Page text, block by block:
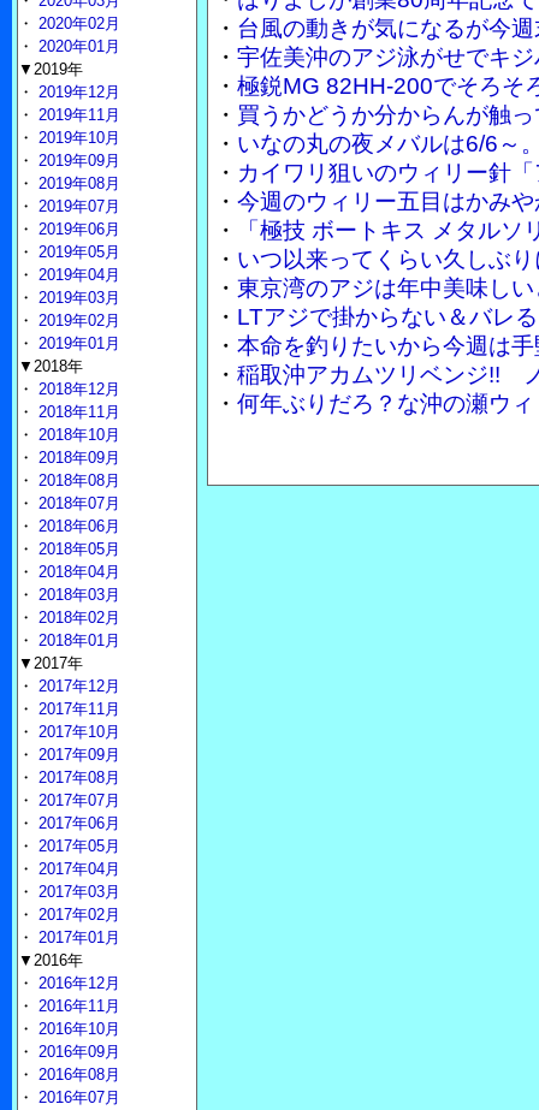
・ 台風の動きが気になるが今
・ 宇佐美沖のアジ泳がせでキ
・ 極鋭MG 82HH-200でそろそ
・ 買うかどうか分からんが触
・ いなの丸の夜メバルは6/6～
・ カイワリ狙いのウィリー針
・ 今週のウィリー五目はかみ
・
「極技 ボートキス メタル
・ いつ以来ってくらい久しぶ
・ 東京湾のアジは年中美味し
・ LTアジで掛からない＆バレ
・ 本命を釣りたいから今週は
・ 稲取沖アカムツリベンジ!!
・ 何年ぶりだろ？な沖の瀬ウ
・ 2020年02月
・ 2020年01月
▼2019年
・ 2019年12月
・ 2019年11月
・ 2019年10月
・ 2019年09月
・ 2019年08月
・ 2019年07月
・ 2019年06月
・ 2019年05月
・ 2019年04月
・ 2019年03月
・ 2019年02月
・ 2019年01月
▼2018年
・ 2018年12月
・ 2018年11月
・ 2018年10月
・ 2018年09月
・ 2018年08月
・ 2018年07月
・ 2018年06月
・ 2018年05月
・ 2018年04月
・ 2018年03月
・ 2018年02月
・ 2018年01月
▼2017年
・ 2017年12月
・ 2017年11月
・ 2017年10月
・ 2017年09月
・ 2017年08月
・ 2017年07月
・ 2017年06月
・ 2017年05月
・ 2017年04月
・ 2017年03月
・ 2017年02月
・ 2017年01月
▼2016年
・ 2016年12月
・ 2016年11月
・ 2016年10月
・ 2016年09月
・ 2016年08月
・ 2016年07月